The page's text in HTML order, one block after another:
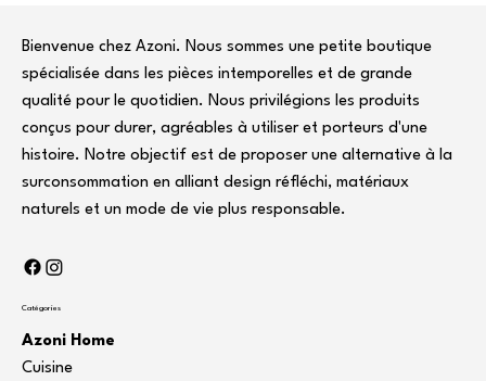
Bienvenue chez Azoni. Nous sommes une petite boutique
spécialisée dans les pièces intemporelles et de grande
qualité pour le quotidien. Nous privilégions les produits
conçus pour durer, agréables à utiliser et porteurs d'une
histoire. Notre objectif est de proposer une alternative à la
surconsommation en alliant design réfléchi, matériaux
naturels et un mode de vie plus responsable.
Catégories
Azoni Home
Cuisine